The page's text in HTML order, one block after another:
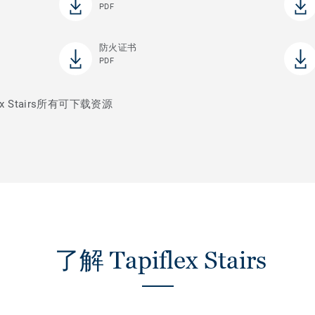
PDF
防火证书
PDF
Stairs所有可下载资源
了解 Tapiflex Stairs